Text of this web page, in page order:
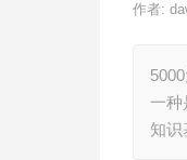
作者:
一种
知识